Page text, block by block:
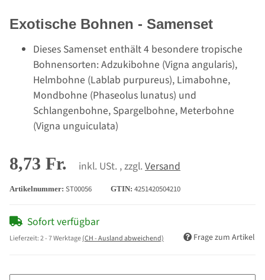
Exotische Bohnen - Samenset
Dieses Samenset enthält 4 besondere tropische
Bohnensorten: Adzukibohne (Vigna angularis),
Helmbohne (Lablab purpureus), Limabohne,
Mondbohne (Phaseolus lunatus) und
Schlangenbohne, Spargelbohne, Meterbohne
(Vigna unguiculata)
8,73 Fr. inkl. USt. , zzgl. Versand
Artikelnummer: ST00056 GTIN: 4251420504210
Sofort verfügbar
Lieferzeit:2 - 7 Werktage(CH - Ausland abweichend) Frage zum Artikel